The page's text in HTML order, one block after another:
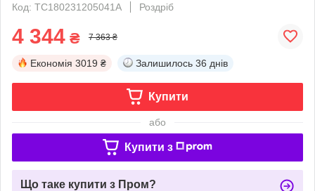
Код: TC180231205041A
Роздріб
4 344 ₴ 7 363 ₴
Економія 3019 ₴ Залишилось 36 днів
Купити
або
Купити з
Що таке купити з Пром?